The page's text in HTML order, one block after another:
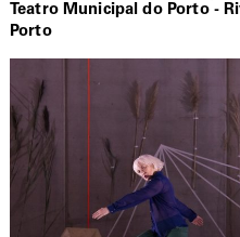
Teatro Municipal do Porto -
Porto